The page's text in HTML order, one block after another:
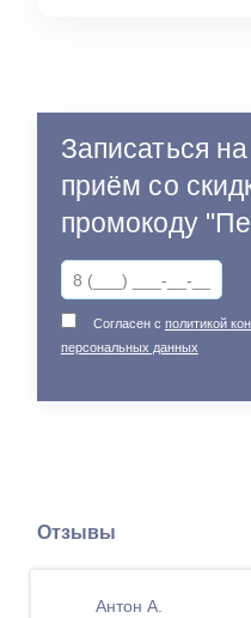
Записаться
приём со
промокоду
Согласен с политикой
персональных данных
Отзывы
Антон А.